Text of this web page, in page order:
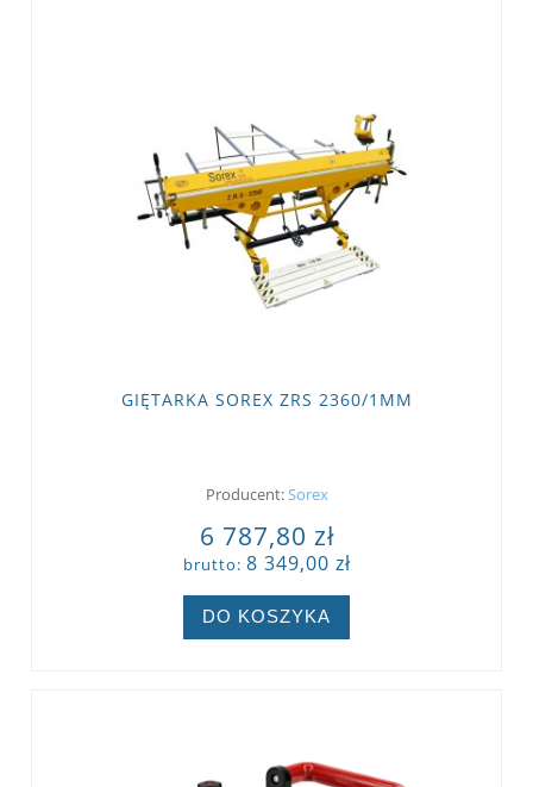
GIĘTARKA SOREX ZRS 2360/1MM
Producent:Sorex
6 787,80 zł
brutto: 8 349,00 zł
DO KOSZYKA